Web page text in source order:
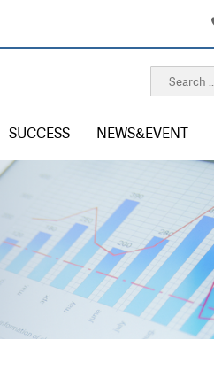
SUCCESS NEWS&EVENT